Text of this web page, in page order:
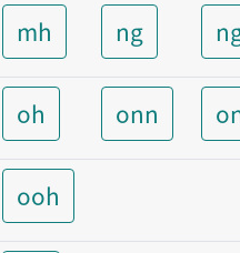
mh ng
oh onn
ooh